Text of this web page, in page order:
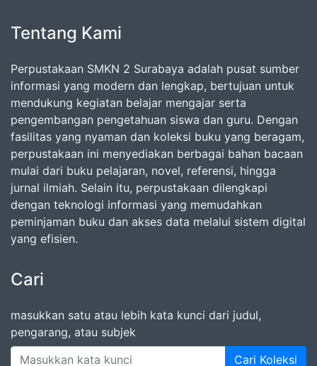
Tentang Kami
Perpustakaan SMKN 2 Surabaya adalah pusat sumber
informasi yang modern dan lengkap, bertujuan untuk
mendukung kegiatan belajar mengajar serta
pengembangan pengetahuan siswa dan guru. Dengan
fasilitas yang nyaman dan koleksi buku yang beragam,
perpustakaan ini menyediakan berbagai bahan bacaan
mulai dari buku pelajaran, novel, referensi, hingga
jurnal ilmiah. Selain itu, perpustakaan dilengkapi
dengan teknologi informasi yang memudahkan
peminjaman buku dan akses data melalui sistem digital
yang efisien.
Cari
masukkan satu atau lebih kata kunci dari judul,
pengarang, atau subjek
Cari Koleksi